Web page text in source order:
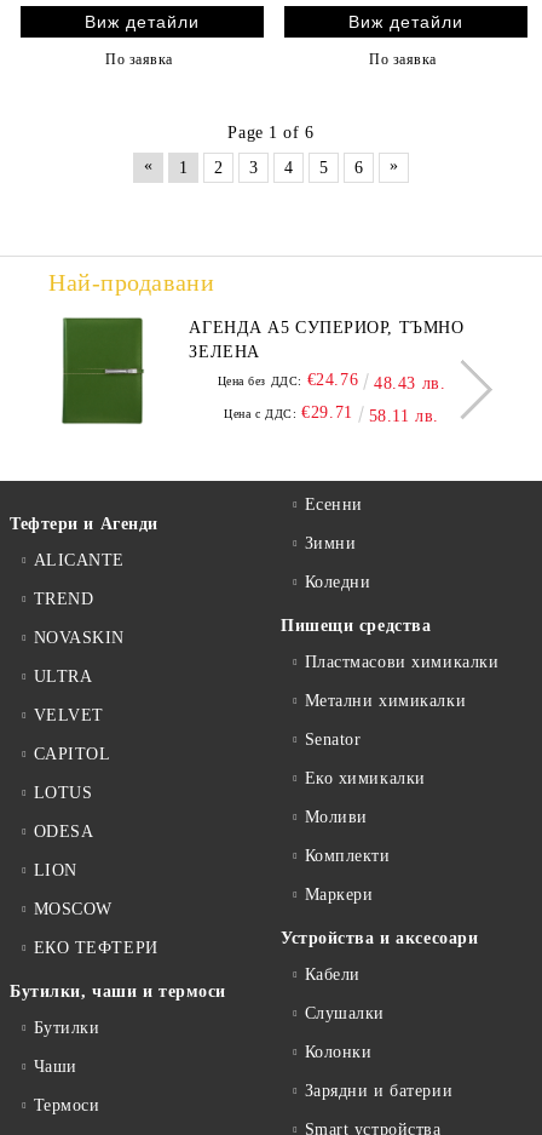
Виж детайли
По заявка
Виж детайли
По заявка
Page 1 of 6
«
1 2 3 4 5 6 »
Най-продавани
АГЕНДА А5 СУПЕРИОР, ТЪМНО
ЗЕЛЕНА
Цена без ДДС: €24.76 48.43 лв.
Цена с ДДС: €29.71 58.11 лв.
Тефтери и Агенди
ALICANTE
TREND
NOVASKIN
ULTRA
VELVET
CAPITOL
LOTUS
ODESA
LION
MOSCOW
ЕКО ТЕФТЕРИ
Бутилки, чаши и термоси
Бутилки
Чаши
Термоси
Есенни
Зимни
Коледни
Пишещи средства
Пластмасови химикалки
Метални химикалки
Senator
Еко химикалки
Моливи
Комплекти
Маркери
Устройства и аксесоари
Кабели
Слушалки
Колонки
Зарядни и батерии
Smart устройства